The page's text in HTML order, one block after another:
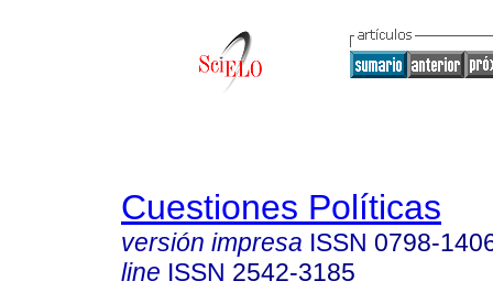
Cuestiones Políticas
versión impresa ISSN 0798-
line ISSN 2542-3185